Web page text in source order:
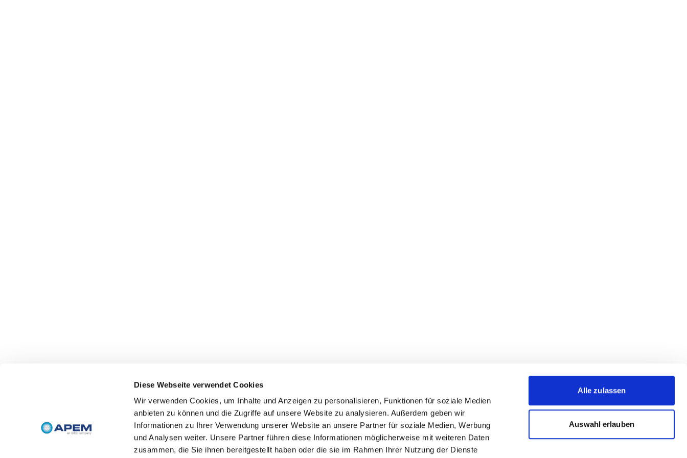
Diese Webseite verwendet Cookies
Wir verwenden Cookies, um Inhalte und Anzeigen zu personalisieren, Funktionen für soziale Medien
anbieten zu können und die Zugriffe auf unsere Website zu analysieren. Außerdem geben wir
Informationen zu Ihrer Verwendung unserer Website an unsere Partner für soziale Medien, Werbung
und Analysen weiter. Unsere Partner führen diese Informationen möglicherweise mit weiteren Daten
zusammen, die Sie ihnen bereitgestellt haben oder die sie im Rahmen Ihrer Nutzung der Dienste
Alle zulassen
Auswahl erlauben